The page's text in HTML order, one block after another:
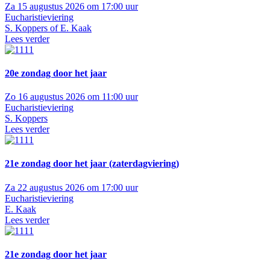
Za 15 augustus 2026 om 17:00 uur
Eucharistieviering
S. Koppers of E. Kaak
Lees verder
20e zondag door het jaar
Zo 16 augustus 2026 om 11:00 uur
Eucharistieviering
S. Koppers
Lees verder
21e zondag door het jaar (zaterdagviering)
Za 22 augustus 2026 om 17:00 uur
Eucharistieviering
E. Kaak
Lees verder
21e zondag door het jaar